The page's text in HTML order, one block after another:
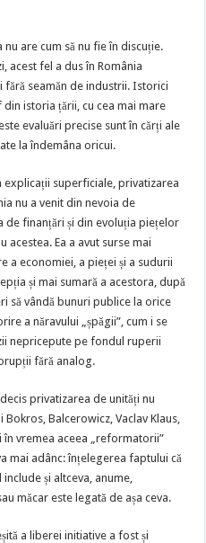
are cum să nu fie în discuție.
acest fel a dus în România
seamăn de industrii. Istorici
istoria țării, cu cea mai mare
evaluări precise sunt în cărți ale
la îndemâna oricui.
explicații superficiale, privatizarea
nu a venit din nevoia de
de finanțări și din evoluția piețelor
acestea. Ea a avut surse mai
a economiei, a pieței și a sudurii
și mai sumară a acestora, după
să vândă bunuri publice la orice
a năravului „șpăgii”, cum i se
nepricepute pe fondul ruperii
fără analog.
privatizarea de unități nu
Balcerowicz, Vaclav Klaus,
vremea aceea „reformatorii”
mai adânc: înțelegerea faptului că
și altceva, anume,
măcar este legată de așa ceva.
a liberei initiative a fost și